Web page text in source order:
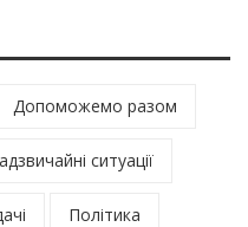
Допоможемо разом
ситуації
Політика